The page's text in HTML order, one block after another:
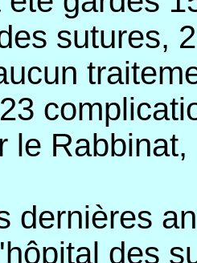
sutures,
le
dernières
des